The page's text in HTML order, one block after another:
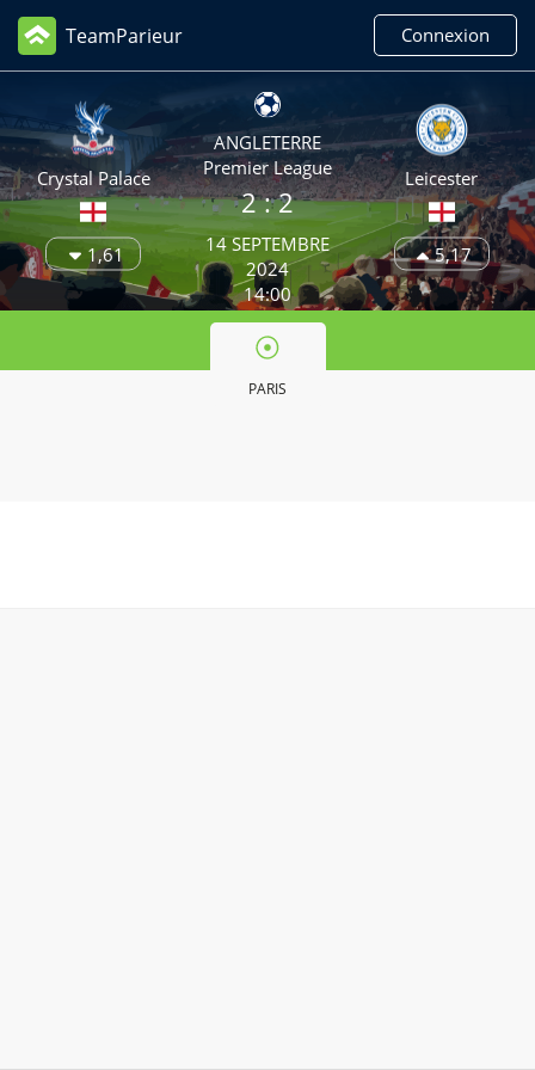
TeamParieur Connexion
Crystal Palace
1,61
ANGLETERRE
Premier League
2 : 2
14 SEPTEMBRE
2024
14:00
Leicester
5,17
PARIS